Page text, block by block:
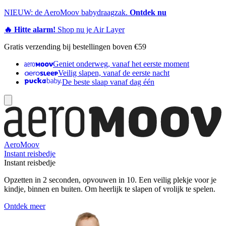
NIEUW: de AeroMoov babydraagzak. Ontdek nu
🔥 Hitte alarm! Shop nu je Air Layer
Gratis verzending bij bestellingen boven €59
Geniet onderweg, vanaf het eerste moment
Veilig slapen, vanaf de eerste nacht
De beste slaap vanaf dag één
AeroMoov
Instant reisbedje
Instant reisbedje
Opzetten in 2 seconden, opvouwen in 10. Een veilig plekje voor je
kindje, binnen en buiten. Om heerlijk te slapen of vrolijk te spelen.
Ontdek meer